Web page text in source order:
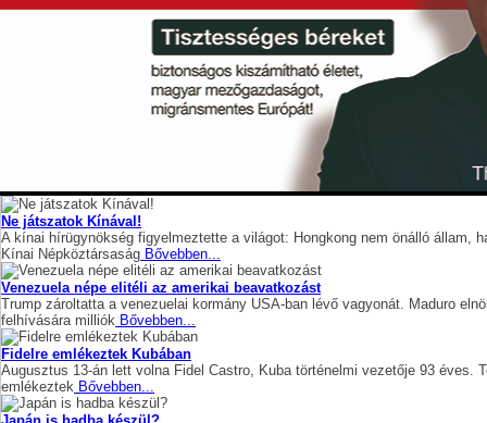
Ne játszatok Kínával!
A kínai hírügynökség figyelmeztette a világot: Hongkong nem önálló állam,
Kínai Népköztársaság Bővebben...
Venezuela népe elitéli az amerikai beavatkozást
Trump zároltatta a venezuelai kormány USA-ban lévő vagyonát. Maduro
felhívására milliók Bővebben...
Fidelre emlékeztek Kubában
Augusztus 13-án lett volna Fidel Castro, Kuba történelmi vezetője 93 éves.
emlékeztek Bővebben...